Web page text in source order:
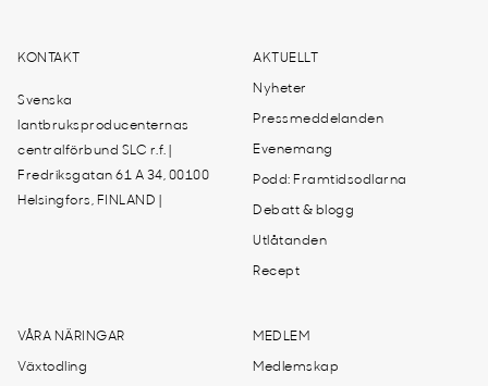
KONTAKT
Svenska
lantbruksproducenternas
centralförbund SLC r.f. |
Fredriksgatan 61 A 34, 00100
Helsingfors, FINLAND |
AKTUELLT
Nyheter
Pressmeddelanden
Evenemang
Podd: Framtidsodlarna
Debatt & blogg
Utlåtanden
Recept
VÅRA NÄRINGAR
Växtodling
MEDLEM
Medlemskap